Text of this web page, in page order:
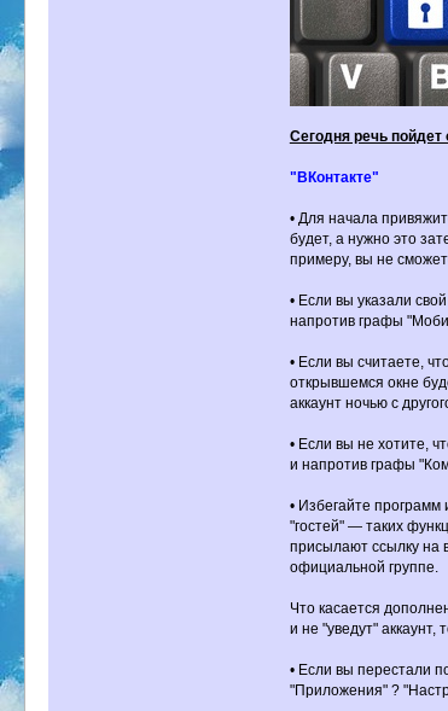
Сегодня речь пойдет
"ВКонтакте"
• Для начала
будет, а нужно это
примеру, вы не
• Если вы указали
напротив графы
• Если вы считаете,
открывшемся окне
аккаунт ночью с
• Если вы не хотите,
и напротив графы
• Избегайте
"гостей" — таких
присылают ссылку на
официальной группе.
Что касается
и не "уведут" аккаунт,
• Если вы перестали
"Приложения" ?